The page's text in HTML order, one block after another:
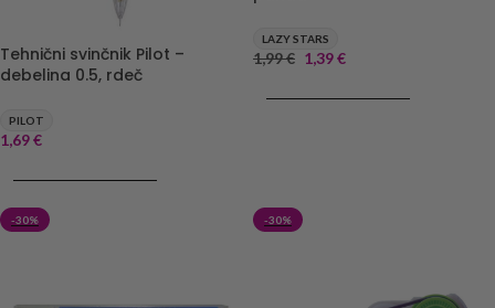
Tehnični svinčnik Pilot –
debelina 0.5, rdeč
PILOT
1,69€
LAZY STARS
1,99€ 1,39€
-30% -30%